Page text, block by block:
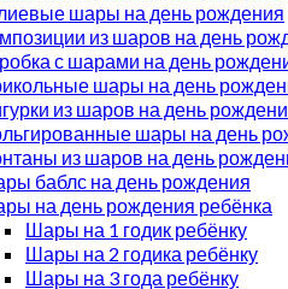
шары на день рождения
из шаров на день
с шарами на день
шары на день
из шаров на день
шары на день
из шаров на день
баблс на день рождения
на день рождения ребёнка
Шары на 1 годик ребёнку
Шары на 2 годика ребёнку
Шары на 3 года ребёнку